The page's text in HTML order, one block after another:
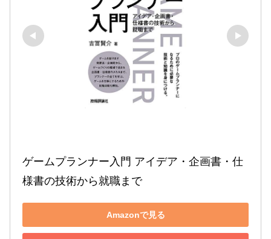
ゲームプランナー入門 アイデア・企画書・仕
様書の技術から就職まで
Amazonで見る